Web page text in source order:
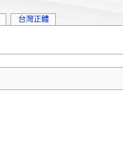
台灣正體